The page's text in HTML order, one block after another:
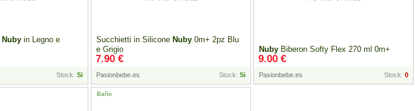
Nubyin Legno e
Stock:Si
Succhietti in Silicone Nuby 0m+ 2pz Blu
e Grigio
Pasionbebe.es Stock:Si
7.90 €
Nuby Biberon Softy Flex 270 ml 0m+
Pasionbebe.es Stock: 0
9.00 €
Baño